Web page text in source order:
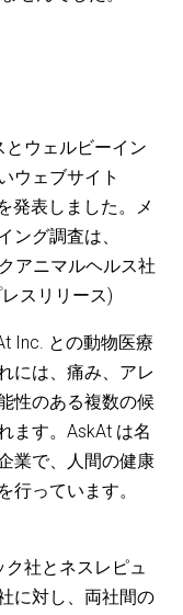
とウェルビーイン
ウェブサイト
発表しました。メ
ング調査は、
アニマルヘルス社
スリリース)
Inc. との動物医療
には、痛み、アレ
性のある複数の候
ます。AskAt は名
業で、人間の健康
行っています。
ク社とネスレピュ
に対し、両社間の